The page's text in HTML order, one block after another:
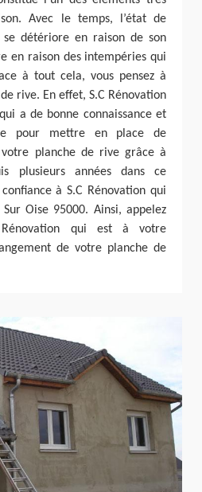
Avec le temps, l’état de
détériore en raison de son
en raison des intempéries qui
à tout cela, vous pensez à
rive. En effet, S.C Rénovation
a de bonne connaissance et
pour mettre en place de
planche de rive grâce à
plusieurs années dans ce
à S.C Rénovation qui
Oise 95000. Ainsi, appelez
Rénovation qui est à votre
de votre planche de